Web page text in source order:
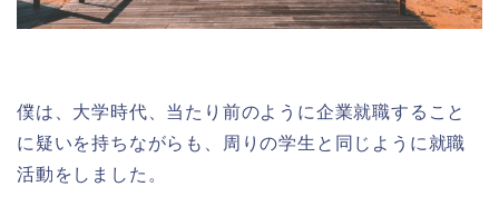
僕は、大学時代、当たり前のように企業就職すること
に疑いを持ちながらも、周りの学生と同じように就職
活動をしました。